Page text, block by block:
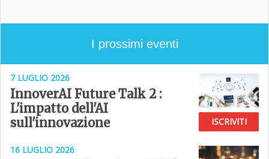
I prossimi eventi
7 LUGLIO 2026
InnoverAI Future Talk 2 :
L'impatto dell'AI
sull'innovazione
ISCRIVITI
16 LUGLIO 2026